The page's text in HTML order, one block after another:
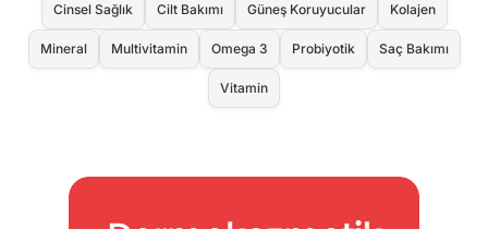
Cinsel Sağlık Cilt Bakımı Güneş Koruyucular Kolajen
Mineral Multivitamin Omega 3 Probiyotik Saç Bakımı
Vitamin